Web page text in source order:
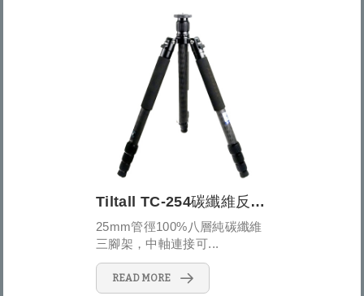
Tiltall TC-254碳纖維反折式四節三腳架
25mm管徑100%八層純碳纖維
三腳架，中軸連接可...
READ MORE